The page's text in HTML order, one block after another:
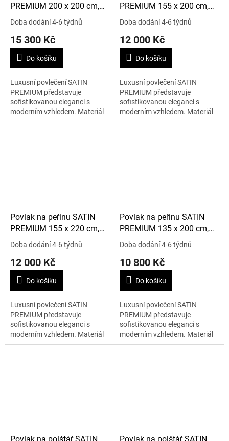
PREMIUM 200 x 200 cm,
šedá/zlatá
Doba dodání 4-6 týdnů
15 300 Kč
Do košíku
Luxusní povlečení SATIN
PREMIUM představuje
sofistikovanou eleganci s
moderním vzhledem. Materiál
je 100% bavlna. Rozměry jsou
PREMIUM 155 x 200 cm,
šedá/zlatá
Doba dodání 4-6 týdnů
12 000 Kč
Do košíku
Luxusní povlečení SATIN
PREMIUM představuje
sofistikovanou eleganci s
moderním vzhledem. Materiál
je 100% bavlna. Rozměry jsou
Povlak na peřinu SATIN
PREMIUM 155 x 220 cm,
šedá/zlatá
Doba dodání 4-6 týdnů
12 000 Kč
Do košíku
Luxusní povlečení SATIN
PREMIUM představuje
sofistikovanou eleganci s
moderním vzhledem. Materiál
je 100% bavlna. Rozměry jsou
Povlak na peřinu SATIN
PREMIUM 135 x 200 cm,
šedá/zlatá
Doba dodání 4-6 týdnů
10 800 Kč
Do košíku
Luxusní povlečení SATIN
PREMIUM představuje
sofistikovanou eleganci s
moderním vzhledem. Materiál
je 100% bavlna. Rozměry jsou